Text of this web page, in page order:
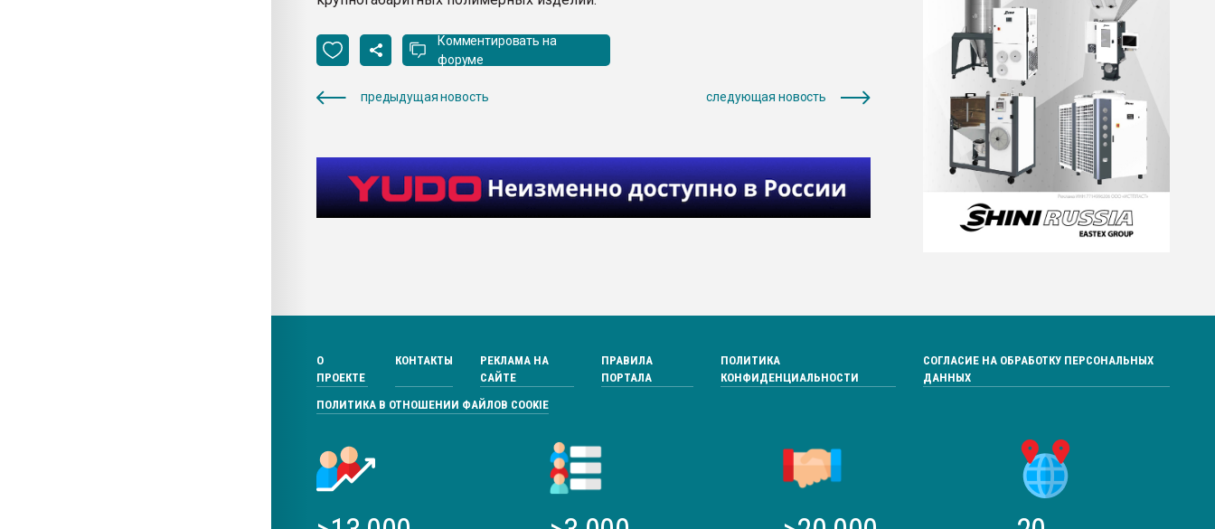
Комментировать на
форуме
предыдущая новость следующая новость
О
ПРОЕКТЕ
КОНТАКТЫ
РЕКЛАМА НА
САЙТЕ
ПРАВИЛА
ПОРТАЛА
ПОЛИТИКА
КОНФИДЕНЦИАЛЬНОСТИ
СОГЛАСИЕ НА ОБРАБОТКУ ПЕРСОНАЛЬНЫХ
ДАННЫХ
ПОЛИТИКА В ОТНОШЕНИИ ФАЙЛОВ COOKIE